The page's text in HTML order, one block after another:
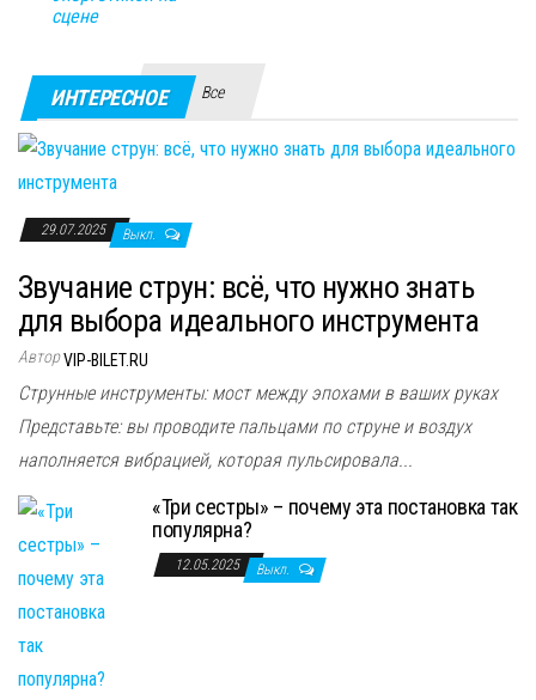
сцене
ИНТЕРЕСНОЕ Все
29.07.2025 Выкл.
Звучание струн: всё, что нужно знать
для выбора идеального инструмента
АвторVIP-BILET.RU
Струнные инструменты: мост между эпохами в ваших руках
Представьте: вы проводите пальцами по струне и воздух
наполняется вибрацией, которая пульсировала...
«Три сестры» – почему эта постановка так
популярна?
12.05.2025 Выкл.